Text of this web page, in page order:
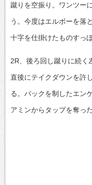
蹴りを空振り。ワンツー
う。今度はエルボーを落
十字を仕掛けたものすっ
2R、後ろ回し蹴りに続く
直後にテイクダウンを許
る。バックを制したエン
アミンからタップを奪った